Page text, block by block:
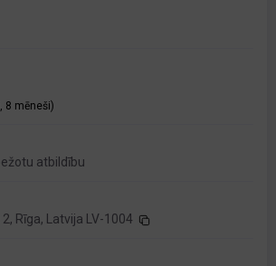
8 mēneši)
atbildību
Rīga, Latvija LV-1004